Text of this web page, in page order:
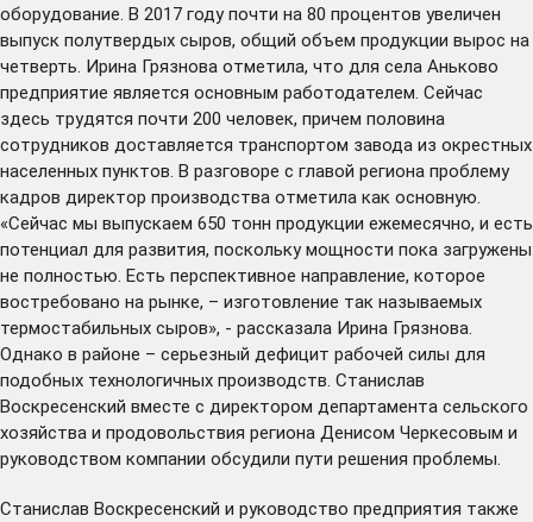
оборудование. В 2017 году почти на 80 процентов увеличен
выпуск полутвердых сыров, общий объем продукции вырос на
четверть. Ирина Грязнова отметила, что для села Аньково
предприятие является основным работодателем. Сейчас
здесь трудятся почти 200 человек, причем половина
сотрудников доставляется транспортом завода из окрестных
населенных пунктов. В разговоре с главой региона проблему
кадров директор производства отметила как основную.
«Сейчас мы выпускаем 650 тонн продукции ежемесячно, и есть
потенциал для развития, поскольку мощности пока загружены
не полностью. Есть перспективное направление, которое
востребовано на рынке, – изготовление так называемых
термостабильных сыров», - рассказала Ирина Грязнова.
Однако в районе – серьезный дефицит рабочей силы для
подобных технологичных производств. Станислав
Воскресенский вместе с директором департамента сельского
хозяйства и продовольствия региона Денисом Черкесовым и
руководством компании обсудили пути решения проблемы.
Станислав Воскресенский и руководство предприятия также